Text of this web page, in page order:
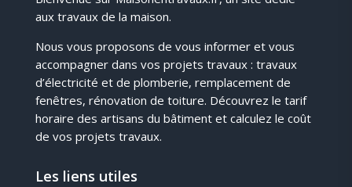
aux travaux de la maison.
Nous vous proposons de vous informer et vous
accompagner dans vos projets travaux : travaux
d’électricité et de plomberie, remplacement de
fenêtres, rénovation de toiture. Découvrez le tarif
horaire des artisans du bâtiment et calculez le coût
de vos projets travaux.
Les liens utiles